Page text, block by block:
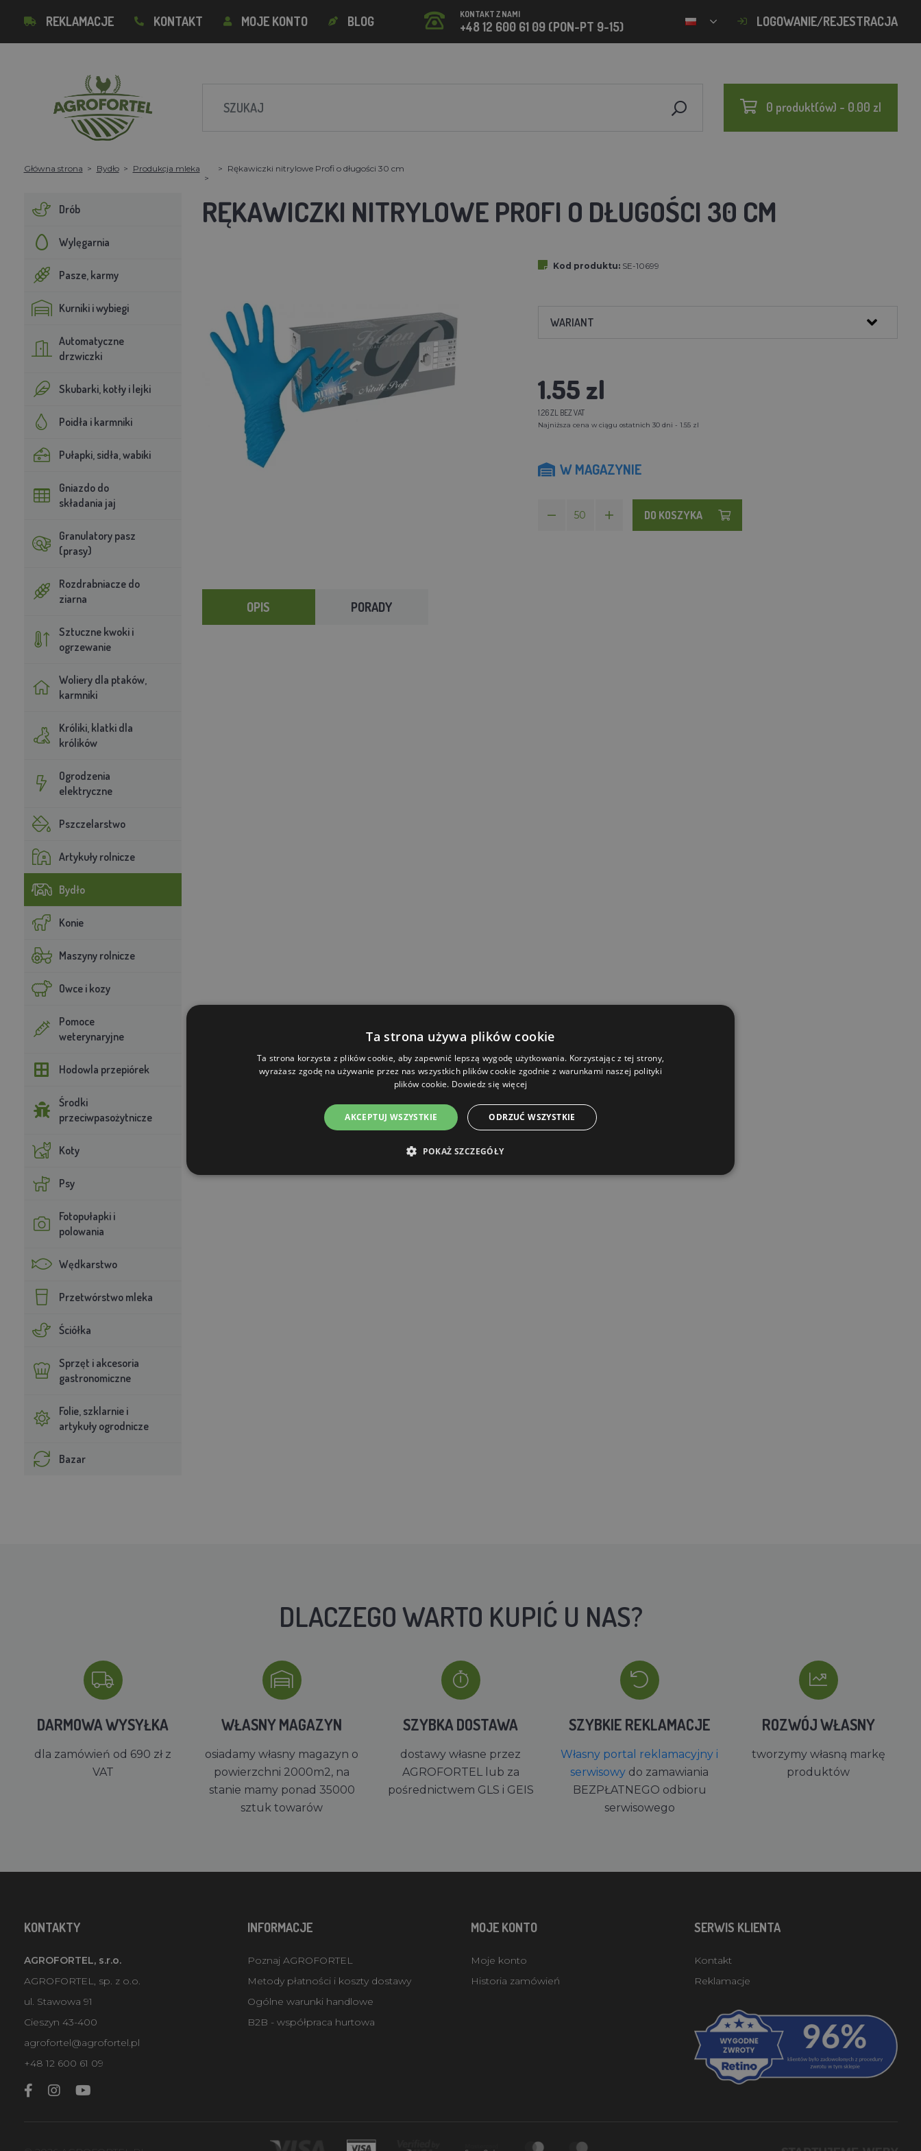
REKLAMACJE KONTAKT MOJE KONTO BLOG KONTAKT Z NAMI
+48 12 600 61 09 (PON-PT 9-15) LOGOWANIE/REJESTRACJA
0 produkt(ów) - 0.00 zl
Główna strona Bydło Produkcja mleka Rękawiczki nitrylowe Profi o długości 30 cm
Drób
Wylęgarnia
Pasze, karmy
Kurniki i wybiegi
Automatyczne
drzwiczki
Skubarki, kotły i lejki
Poidła i karmniki
Pułapki, sidła, wabiki
Gniazdo do
składania jaj
Granulatory pasz
(prasy)
Rozdrabniacze do
ziarna
Sztuczne kwoki i
ogrzewanie
Woliery dla ptaków,
karmniki
Króliki, klatki dla
królików
Ogrodzenia
elektryczne
Pszczelarstwo
Artykuły rolnicze
Bydło
Konie
Maszyny rolnicze
Owce i kozy
Pomoce
weterynaryjne
Hodowla przepiórek
Środki
przeciwpasożytnicze
Koty
Psy
Fotopułapki i
polowania
Wędkarstwo
Przetwórstwo mleka
Ściółka
Sprzęt i akcesoria
gastronomiczne
Folie, szklarnie i
artykuły ogrodnicze
Bazar
RĘKAWICZKI NITRYLOWE PROFI O DŁUGOŚCI 30 CM
Kod produktu: SE-10699
WARIANT
1.55 zl
1.26 ZL BEZ VAT
Najniższa cena w ciągu ostatnich 30 dni - 1.55 zl
W MAGAZYNIE
DO KOSZYKA
OPIS PORADY
DLACZEGO WARTO KUPIĆ U NAS?
DARMOWA WYSYŁKA
dla zamówień od 690 zł z
VAT
WŁASNY MAGAZYN
osiadamy własny magazyn o
powierzchni 2000m2, na
stanie mamy ponad 35000
sztuk towarów
SZYBKA DOSTAWA
dostawy własne przez
AGROFORTEL lub za
pośrednictwem GLS i GEIS
SZYBKIE REKLAMACJE
Własny portal reklamacyjny i
serwisowy do zamawiania
BEZPŁATNEGO odbioru
serwisowego
ROZWÓJ WŁASNY
tworzymy własną markę
produktów
KONTAKTY
AGROFORTEL, s.r.o.
AGROFORTEL, sp. z o.o.
ul. Stawowa 91
Cieszyn 43-400
agrofortel@agrofortel.pl
+48 12 600 61 09
INFORMACJE
Poznaj AGROFORTEL
Metody płatności i koszty dostawy
Ogólne warunki handlowe
B2B - współpraca hurtowa
MOJE KONTO
Moje konto
Historia zamówień
SERWIS KLIENTA
Kontakt
Reklamacje
Ta strona używa plików cookie
Ta strona korzysta z plików cookie, aby zapewnić lepszą wygodę użytkowania. Korzystając z tej strony,
wyrażasz zgodę na używanie przez nas wszystkich plików cookie zgodnie z warunkami naszej polityki
plików cookie. Dowiedz się więcej
AKCEPTUJ WSZYSTKIE ODRZUĆ WSZYSTKIE
POKAŻ SZCZEGÓŁY